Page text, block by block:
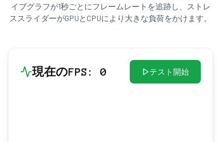
イブグラフが1秒ごとにフレームレートを追跡し、ストレ
ススライダーがGPUとCPUにより大きな負荷をかけます。
現在のFPS : 0 テスト開始